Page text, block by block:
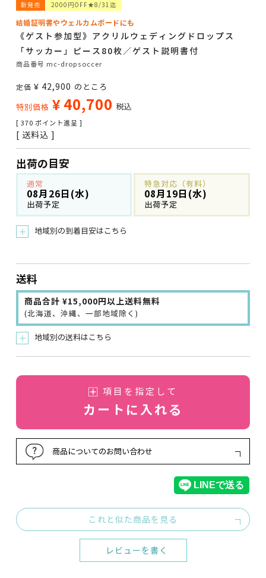
新発売 2000円OFF★8/31迄
結婚証明書やウェルカムボードにも
《ゲスト参加型》アクリルウェディングドロップス
「サッカー」ピース80枚／ゲスト説明書付
商品番号 mc-dropsoccer
定価 ¥ 42,900 のところ
特別価格 ¥ 40,700 税込
[ 370 ポイント進呈 ]
送料込
出荷の目安
通常
08月26日(水)
出荷予定
特急対応（有料）
08月19日(水)
出荷予定
＋ 地域別の到着目安はこちら
送料
商品合計 ¥15,000円以上送料無料
(北海道、沖縄、一部地域除く)
＋ 地域別の送料はこちら
項目を指定して
カートに入れる
商品についてのお問い合わせ
これと似た商品を見る
レビューを書く